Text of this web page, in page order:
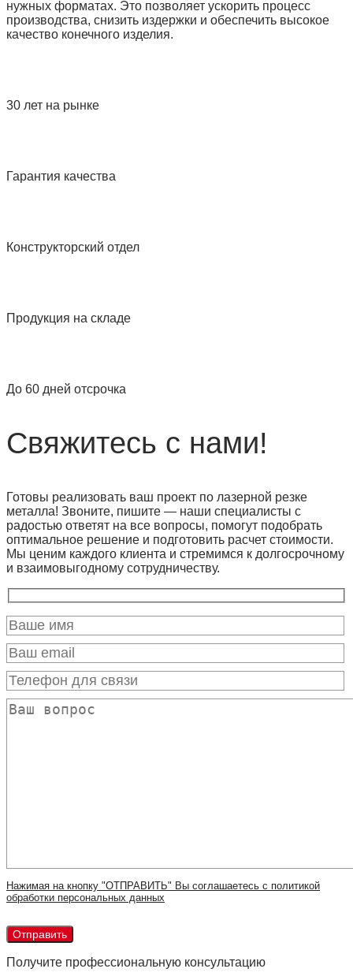
нужных форматах. Это позволяет ускорить процесс
производства, снизить издержки и обеспечить высокое
качество конечного изделия.
30 лет на рынке
Гарантия качества
Конструкторский отдел
Продукция на складе
До 60 дней отсрочка
Свяжитесь с нами!
Готовы реализовать ваш проект по лазерной резке
металла! Звоните, пишите — наши специалисты с
радостью ответят на все вопросы, помогут подобрать
оптимальное решение и подготовить расчет стоимости.
Мы ценим каждого клиента и стремимся к долгосрочному
и взаимовыгодному сотрудничеству.
Нажимая на кнопку "ОТПРАВИТЬ" Вы соглашаетесь с политикой
обработки персональных данных
Получите профессиональную консультацию